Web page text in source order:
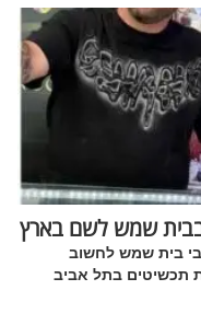
שמש לשם בארץ
בית שמש לחשוב
תכשיטים בתל אביב